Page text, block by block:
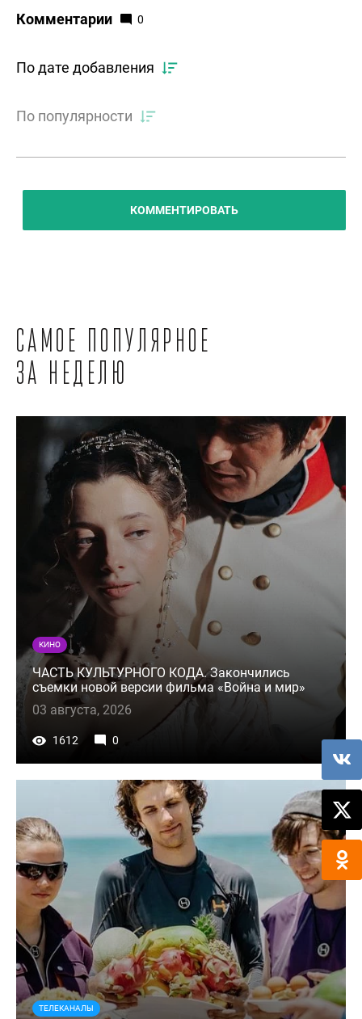
Комментарии 0
По дате добавления
По популярности
КОММЕНТИРОВАТЬ
Самое популярное
за неделю
КИНО
ЧАСТЬ КУЛЬТУРНОГО КОДА. Закончились
съемки новой версии фильма «Война и мир»
03 августа, 2026
1612 0
ТЕЛЕКАНАЛЫ